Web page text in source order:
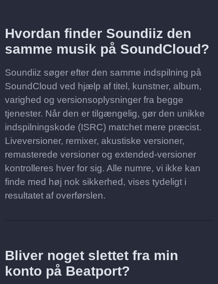
Hvordan finder Soundiiz den
samme musik på SoundCloud?
Soundiiz søger efter den samme indspilning på
SoundCloud ved hjælp af titel, kunstner, album,
varighed og versionsoplysninger fra begge
tjenester. Når den er tilgængelig, gør den unikke
indspilningskode (ISRC) matchet mere præcist.
Liveversioner, remixer, akustiske versioner,
remasterede versioner og extended-versioner
kontrolleres hver for sig. Alle numre, vi ikke kan
finde med høj nok sikkerhed, vises tydeligt i
resultatet af overførslen.
Bliver noget slettet fra min
konto på Beatport?